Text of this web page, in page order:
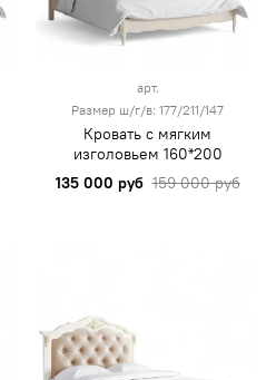
арт.
Размер ш/г/в: 177/211/147
Кровать с мягким
изголовьем 160*200
135 000 руб 159 000 руб